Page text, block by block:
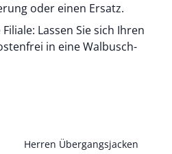
oder einen Ersatz.
Lassen Sie sich Ihren
in eine Walbusch-
Herren Übergangsjacken